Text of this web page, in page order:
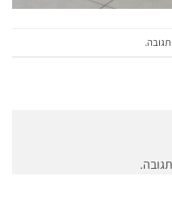
.